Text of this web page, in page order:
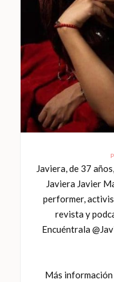
Javiera, de 37
Javiera Javier
performer,
revista y
Encuéntrala
Más